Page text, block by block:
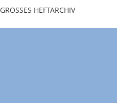
GROSSES HEFTARCHIV